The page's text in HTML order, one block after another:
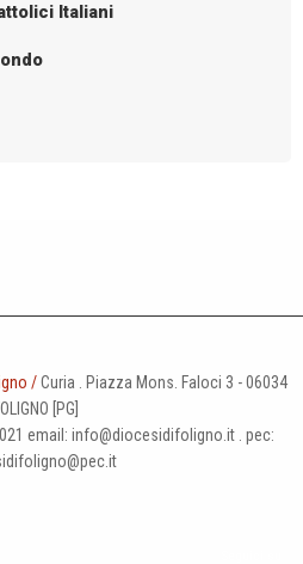
Italiani
/Curia . Piazza Mons. Faloci 3 - 06034
[PG]
email: info@diocesidifoligno.it . pec: